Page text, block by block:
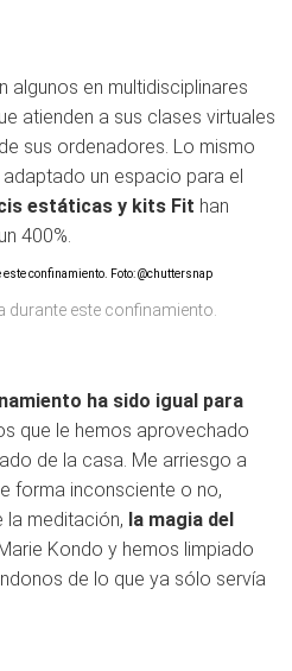
en multidisciplinares
atienden a sus clases virtuales
sus ordenadores. Lo mismo
un espacio para el
estáticas y kits Fit han
400%.
durante este confinamiento.
ha sido igual para
que le hemos aprovechado
de la casa. Me arriesgo a
forma inconsciente o no,
la meditación, la magia del
Kondo y hemos limpiado
de lo que ya sólo servía